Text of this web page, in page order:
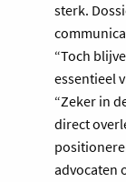
sterk.
“Toch
essentieel
“Zeker in
direct
advocaten